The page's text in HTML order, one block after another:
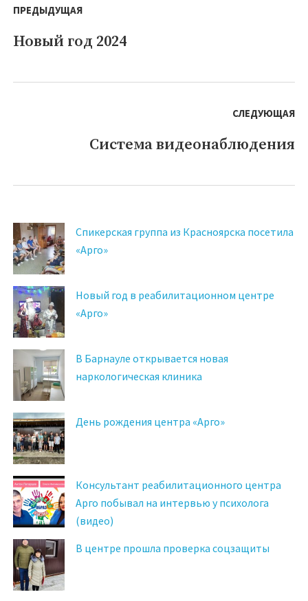
по
записям
ПРЕДЫДУЩАЯ
Предыдущая
Новый год 2024
СЛЕДУЮЩАЯ
Система видеонаблюдения
Спикерская группа из Красноярска посетила
«Арго»
Новый год в реабилитационном центре
«Арго»
В Барнауле открывается новая
наркологическая клиника
День рождения центра «Арго»
Консультант реабилитационного центра
Арго побывал на интервью у психолога
(видео)
В центре прошла проверка соцзащиты